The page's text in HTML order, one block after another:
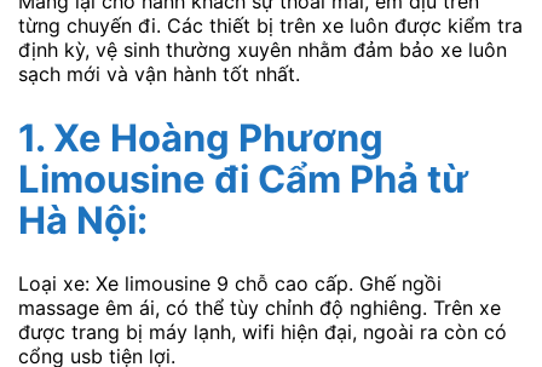
từng chuyến đi. Các thiết bị trên xe luôn được kiểm tra
định kỳ, vệ sinh thường xuyên nhằm đảm bảo xe luôn
sạch mới và vận hành tốt nhất.
1. Xe Hoàng Phương
Limousine đi Cẩm Phả từ
Hà Nội:
Loại xe: Xe limousine 9 chỗ cao cấp. Ghế ngồi
massage êm ái, có thể tùy chỉnh độ nghiêng. Trên xe
được trang bị máy lạnh, wifi hiện đại, ngoài ra còn có
cổng usb tiện lợi.